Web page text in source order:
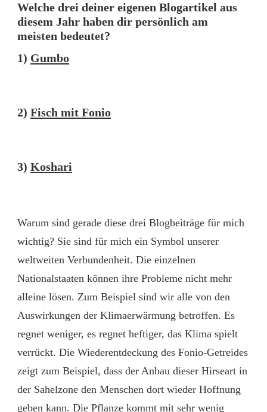
Welche drei deiner eigenen Blogartikel aus
diesem Jahr haben dir persönlich am
meisten bedeutet?
1) Gumbo
2) Fisch mit Fonio
3) Koshari
Warum sind gerade diese drei Blogbeiträge für mich
wichtig? Sie sind für mich ein Symbol unserer
weltweiten Verbundenheit. Die einzelnen
Nationalstaaten können ihre Probleme nicht mehr
alleine lösen. Zum Beispiel sind wir alle von den
Auswirkungen der Klimaerwärmung betroffen. Es
regnet weniger, es regnet heftiger, das Klima spielt
verrückt. Die Wiederentdeckung des Fonio-Getreides
zeigt zum Beispiel, dass der Anbau dieser Hirseart in
der Sahelzone den Menschen dort wieder Hoffnung
geben kann. Die Pflanze kommt mit sehr wenig